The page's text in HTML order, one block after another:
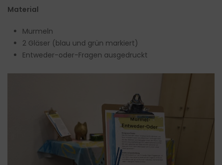
Material
Murmeln
2 Gläser (blau und grün markiert)
Entweder-oder-Fragen ausgedruckt